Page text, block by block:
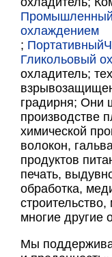
охлаждением
; Портативный
Гликольовый
охладитель;
градирня; Они
производстве
химической
волокон,
продуктов
печать,
обработка,
многие другие
Мы